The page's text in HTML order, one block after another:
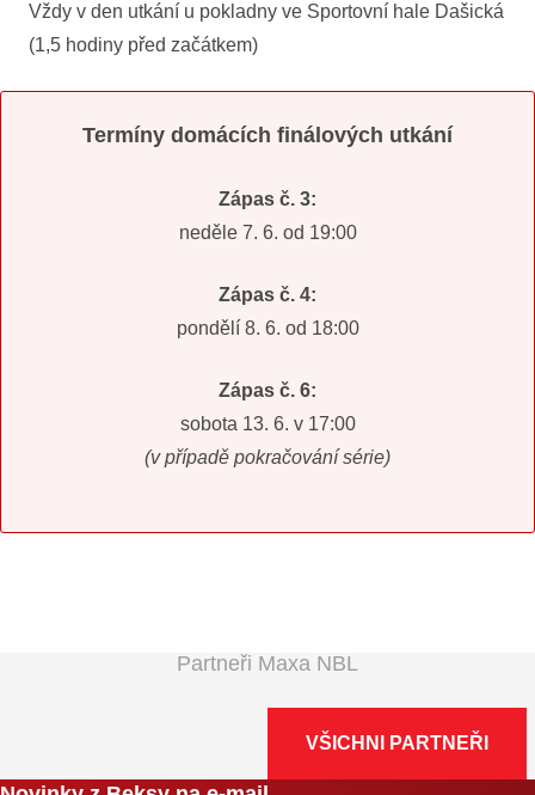
Vždy v den ⁠utkání u pokladny ve Sportovní hale Dašická
(1,5 hodiny před začátkem)
Termíny domácích finálových utkání
Zápas č. 3:
neděle 7. 6. od 19:00
Zápas č. 4:
pondělí 8. 6. od 18:00
Zápas č. 6:
sobota 13. 6. v 17:00
(v případě pokračování série)
Partneři Maxa NBL
VŠICHNI PARTNEŘI